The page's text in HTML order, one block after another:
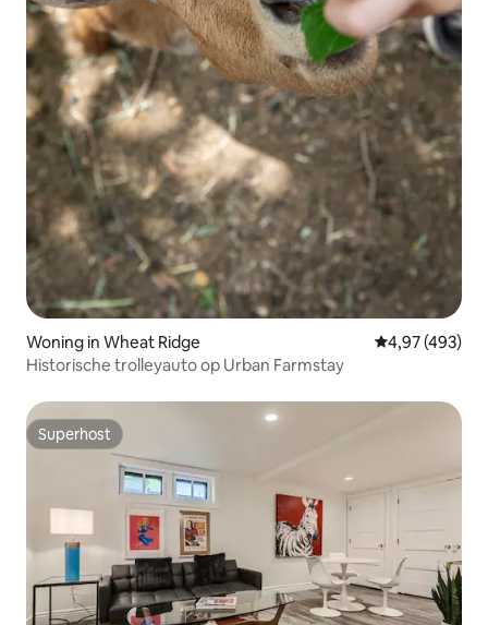
Woning in Wheat Ridge Gemiddelde
4,97 (493)
Historische trolleyauto op Urban Farmstay
Superhost
Superhost